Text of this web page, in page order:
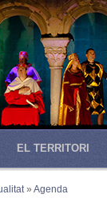
EL TERRITORI
» Agenda